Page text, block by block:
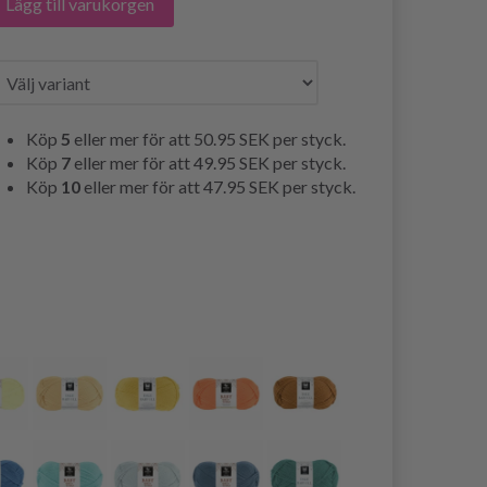
Köp5 eller mer för att 50.95 SEKper styck.
Köp 7 eller mer för att49.95 SEKper styck.
Köp 10 eller mer för att47.95 SEKper styck.